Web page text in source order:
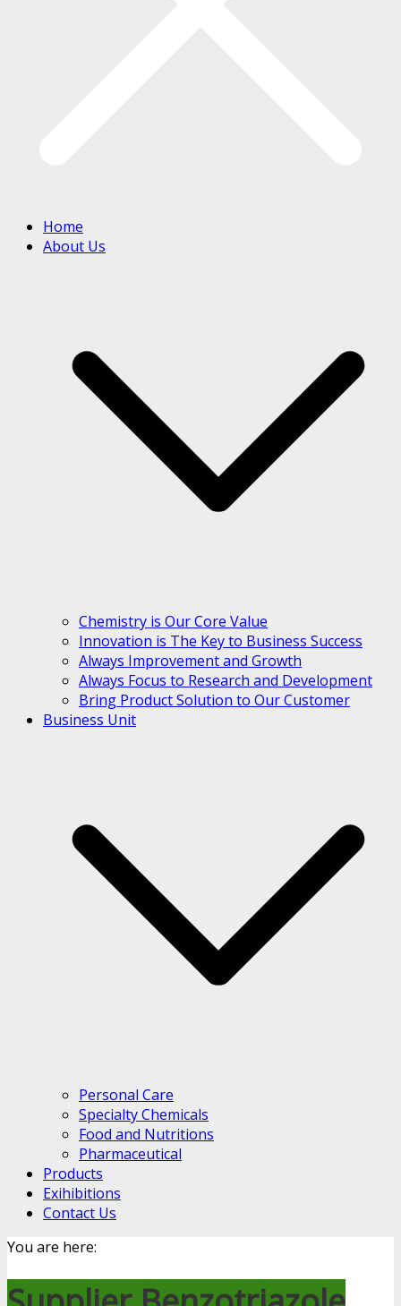
Home
About Us
Chemistry is Our Core Value
Innovation is The Key to Business Success
Always Improvement and Growth
Always Focus to Research and Development
Bring Product Solution to Our Customer
Business Unit
Personal Care
Specialty Chemicals
Food and Nutritions
Pharmaceutical
Products
Exihibitions
Contact Us
You are here: